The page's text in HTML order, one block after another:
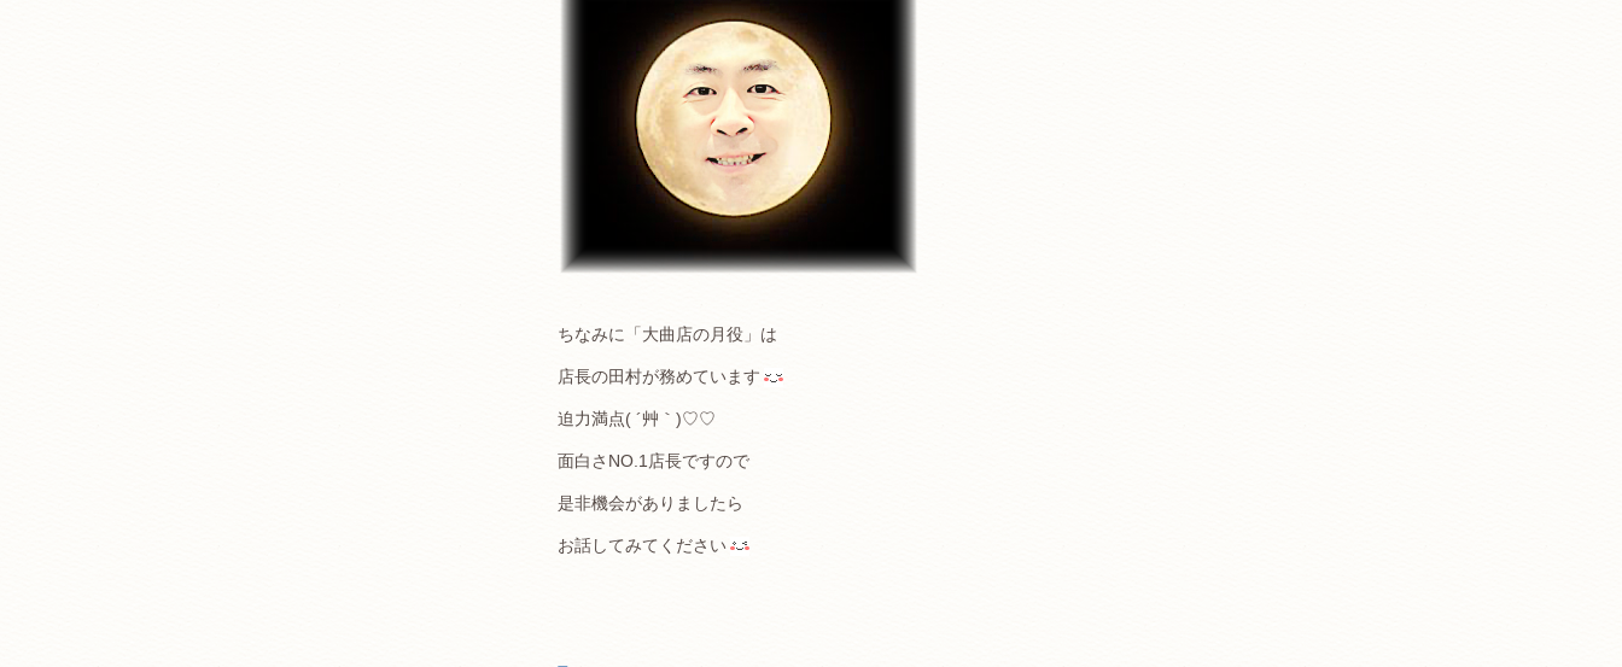
ちなみに「大曲店の月役」は
店長の田村が務めています
迫力満点( ´艸｀)♡♡
面白さNO.1店長ですので
是非機会がありましたら
お話してみてください